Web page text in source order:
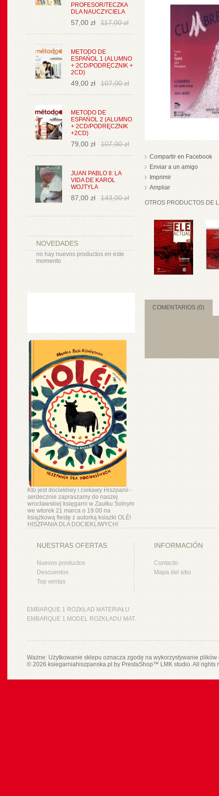
PROFESOR/TECZKA
DLA NAUCZYCIELA
57,00 zł 117,00 zł
METODO DE
ESPAŃOL 1 (ALUMNO
+ 2CD/PODRĘCZNIK +
2CD)
49,00 zł 107,00 zł
METODO DE
ESPAŃOL 2 (ALUMNO
+ 2CD/PODRĘCZNIK
+2CD)
79,00 zł 107,00 zł
JUAN PABLO II: LA
VIDA DE KAROL
WOJTYLA
87,00 zł 143,00 zł
NOVEDADES
no hay nuevos productos en este
momento
Kto jest dociekliwy i ciekawy Hiszpanii -
serdecznie zapraszamy do naszej
wrocławskiej księgarni w Zaułku Solnym
we wtorek 21 marca o 19:00 na
książkową fiestę z autorką ksiażki OLÉ!
HISZPANIA DLA DOCIEKLIWYCH!
Compartir en Facebook
Enviar a un amigo
Imprimir
Ampliar
OTROS PRODUCTOS DE
COMENTARIOS (0)
NUESTRAS OFERTAS
Nuevos productos
Descuentos
Top ventas
INFORMACIÓN
Contacto
Mapa del sitio
EMBARQUE 1 ROZKŁAD MATERIAŁU
EMBARQUE 1 MODEL ROZKŁADU MAT.
Ważne: Użytkowanie sklepu oznacza zgodę na wykorzystywanie
© 2026 ksiegarniahiszpanska.pl by PrestaShop™ LMK studio. All rights